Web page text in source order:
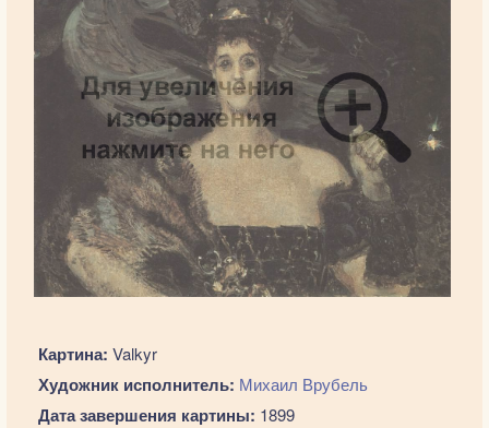
Картина: Valkyr
Художник исполнитель: Михаил Врубель
Дата завершения картины: 1899